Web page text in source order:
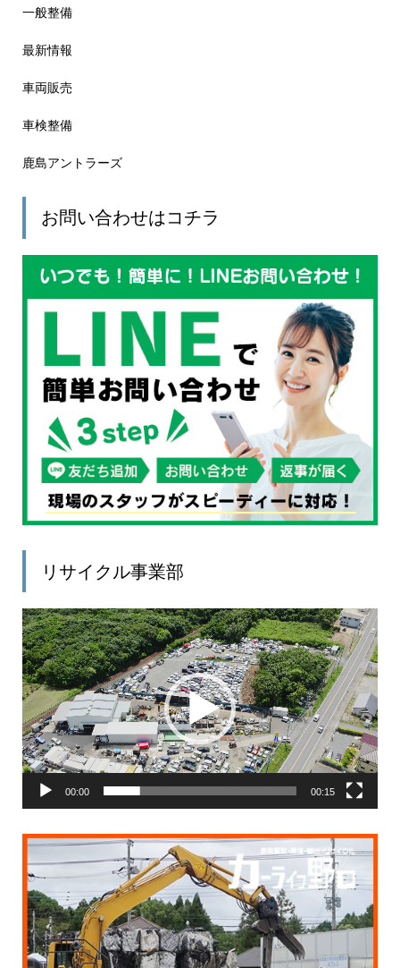
一般整備
最新情報
車両販売
車検整備
鹿島アントラーズ
お問い合わせはコチラ
リサイクル事業部
動
画
プ
レ
ー
ヤ
ー
00:00 00:15